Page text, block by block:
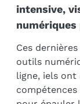
intensive,
Ces
outils
ligne, iels ont
compétences